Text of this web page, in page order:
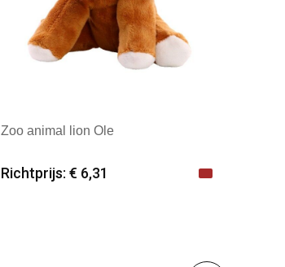
Zoo animal lion Ole
Richtprijs: € 6,31